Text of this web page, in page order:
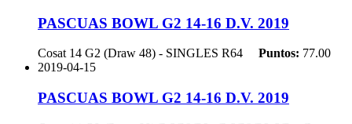
PASCUAS BOWL G2 14-16 D.V. 2019
Cosat 14 G2 (Draw 48) - SINGLES R64 Puntos: 77.00
2019-04-15
PASCUAS BOWL G2 14-16 D.V. 2019